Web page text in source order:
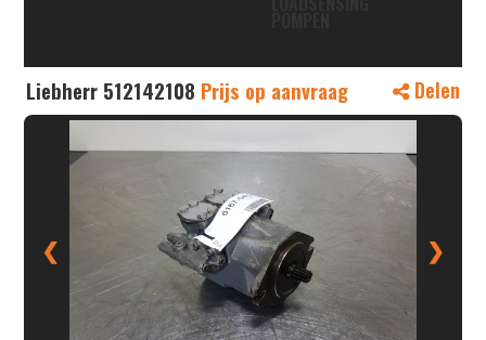
Liebherr 512142108 Prijs op aanvraag Delen
❮ ❯